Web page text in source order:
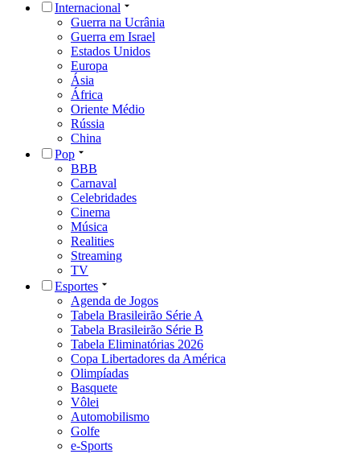
Internacional
Guerra na Ucrânia
Guerra em Israel
Estados Unidos
Europa
Ásia
África
Oriente Médio
Rússia
China
Pop
BBB
Carnaval
Celebridades
Cinema
Música
Realities
Streaming
TV
Esportes
Agenda de Jogos
Tabela Brasileirão Série A
Tabela Brasileirão Série B
Tabela Eliminatórias 2026
Copa Libertadores da América
Olimpíadas
Basquete
Vôlei
Automobilismo
Golfe
e-Sports